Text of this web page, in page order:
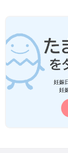
妊娠
妊